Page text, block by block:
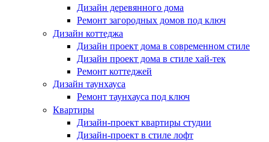
Дизайн деревянного дома
Ремонт загородных домов под ключ
Дизайн коттеджа
Дизайн проект дома в современном стиле
Дизайн проект дома в стиле хай-тек
Ремонт коттеджей
Дизайн таунхауса
Ремонт таунхауса под ключ
Квартиры
Дизайн-проект квартиры студии
Дизайн-проект в стиле лофт